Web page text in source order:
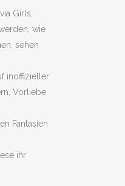
Girls,
wie
sehen
inoffizieller
Vorliebe
Fantasien
ihr